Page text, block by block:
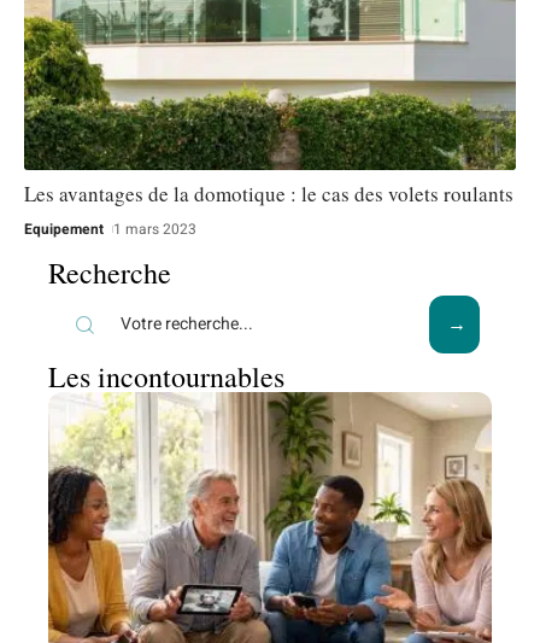
Les avantages de la domotique : le cas des volets roulants
Equipement 1 mars 2023
Recherche
Les incontournables